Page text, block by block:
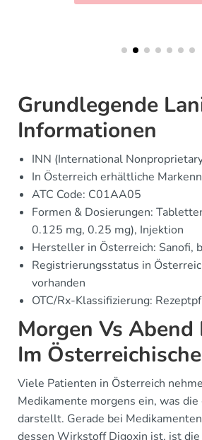
Grundlegende
Informationen
INN (International
In Österreich erhältliche
ATC Code: C01AA05
Formen & Dosierungen:
0.125 mg, 0.25 mg), Injektion
Hersteller in Österreich: Sanofi,
Registrierungsstatus in
vorhanden
OTC/Rx-Klassifizierung:
Morgen Vs Abend
Im
Viele Patienten in Österreich
Medikamente morgens ein, was
darstellt. Gerade bei
dessen Wirkstoff Digoxin ist, ist die